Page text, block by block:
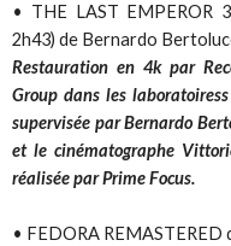
• THE LAST EMPEROR
2h43) de Bernardo
Restauration en 4k par
Group dans les
supervisée par Bernardo
et le cinématographe
réalisée par Prime Focus.
• FEDORA REMASTERED